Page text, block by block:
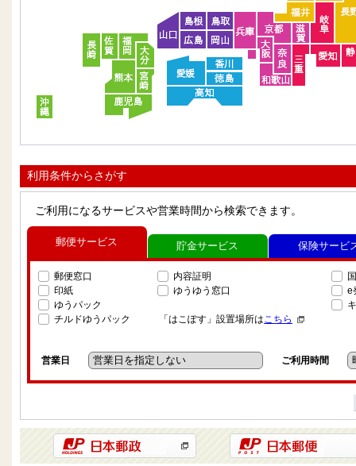
利用条件からさがす
ご利用になるサービスや営業時間から検索できます。
郵便サービス
郵便窓口
印紙
ゆうパック
チルドゆうパック
内容証明
ゆうゆう窓口
「はこぽす」設置場所はこちら
e
営業日 ご利用時間
貯金サービス 保険サービ